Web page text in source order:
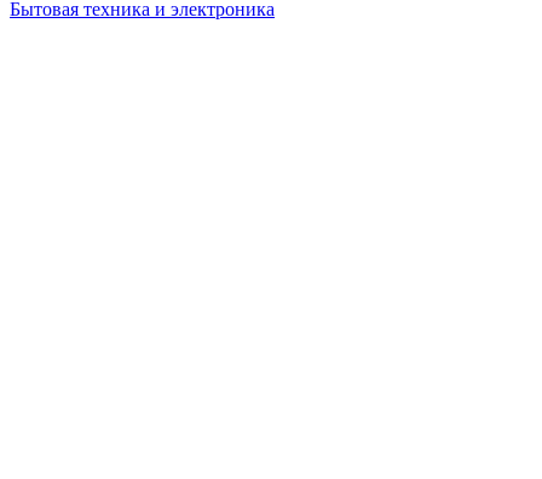
Бытовая техника и электроника